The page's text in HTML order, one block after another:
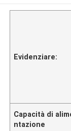
Evidenziare:
Capacità di
ntazione